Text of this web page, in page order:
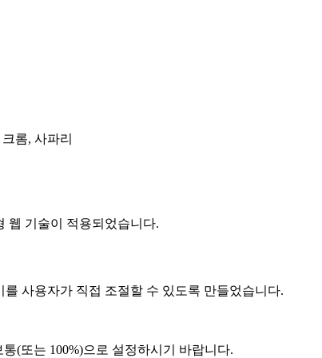
롬, 사파리
웹 기술이 적용되었습니다.
사용자가 직접 조절할 수 있도록 만들었습니다.
(또는 100%)으로 설정하시기 바랍니다.